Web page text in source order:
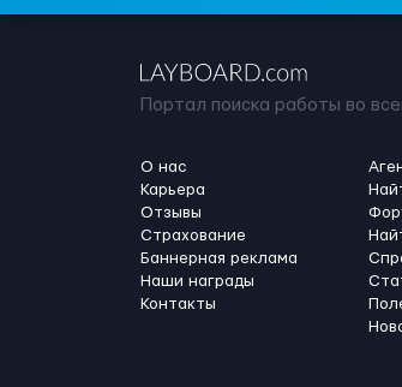
Портал поиска работы во
О нас
Карьера
Отзывы
Страхование
Баннерная реклама
Наши награды
Контакты